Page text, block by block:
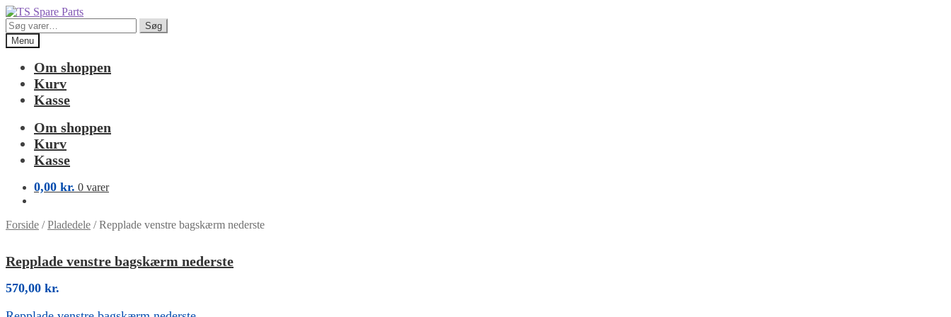
Spring
til
navigation
Spring
til
indhold
Søg
efter:
Søg
Menu
Om shoppen
Kurv
Kasse
Om shoppen
Kurv
Kasse
0,00 kr. 0 varer
Forside /Pladedele /Repplade venstre bagskærm nederste
Repplade venstre bagskærm nederste
570,00 kr.